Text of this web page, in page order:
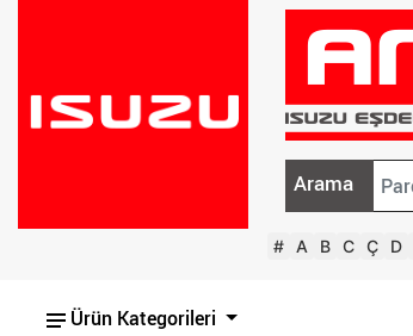
Arama
# A B C Ç D
Ürün Kategorileri